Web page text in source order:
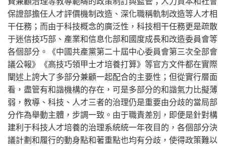
保證部擔任人才評價機制改造、深化職稱軌制改造等人才相
干任務；而由于科技概念的廣泛性，科技相干任務更是疏散
于迷信技巧部、產業和信息化部和國度成長和改造委員會等
各個部分。《中國共產黨第二十屆中心委員會第三次全部會
議公報》《高技巧領甲士才培養打算》等官方文件都在實際
闡述上誇大了多部分兼顧一起配合的主要性；但從實行層面
看，盡管有和諧機構的存在，可是多部分的和諧氣力比擬薄
弱，教導、科技、人才三者的治理仍是重要由分歧的當局部
分作為舉動主體，步調一致。由于職責差別，即便是針對構
建利于科技人才培養的治理系統統一年夜目的，各個部分決
議計劃和履行的動身點和著重點也均有分歧，使得政策難以